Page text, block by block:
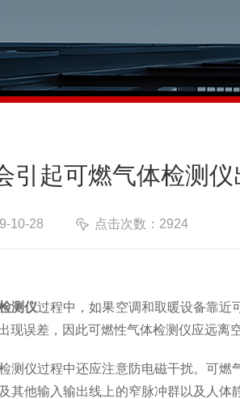
引起可燃气体检测
10-28 点击次数：2924
测仪过程中，如果空调和取暖设备靠近
现误差，因此可燃性气体检测仪应远离
仪过程中还应注意防电磁干扰。可燃
其他输入输出线上的窄脉冲群以及人